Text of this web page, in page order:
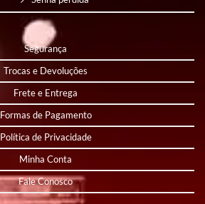
Segurança
Trocas e Devoluções
Frete e Entrega
Formas de Pagamento
Política de Privacidade
Minha Conta
Fale Conosco